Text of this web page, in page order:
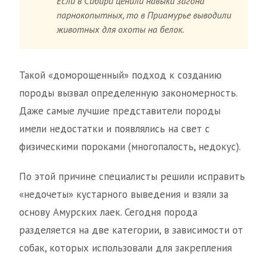
парнокопытных, то в Приамурье выводили
животных для охоты на белок.
Такой «доморощенный» подход к созданию
породы вызвал определенную закономерность.
Даже самые лучшие представители породы
имели недостатки и появлялись на свет с
физическими пороками (многопалость, недокус).
По этой причине специалисты решили исправить
«недочеты» кустарного выведения и взяли за
основу Амурских лаек. Сегодня порода
разделяется на две категории, в зависимости от
собак, которых использовали для закрепления